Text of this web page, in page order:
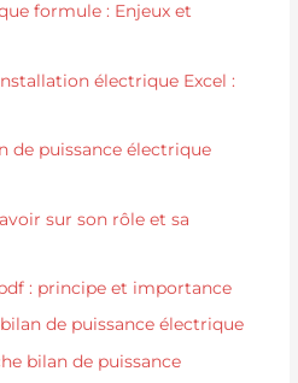
formule : Enjeux et
électrique Excel :
de puissance électrique
sur son rôle et sa
: principe et importance
de puissance électrique
bilan de puissance